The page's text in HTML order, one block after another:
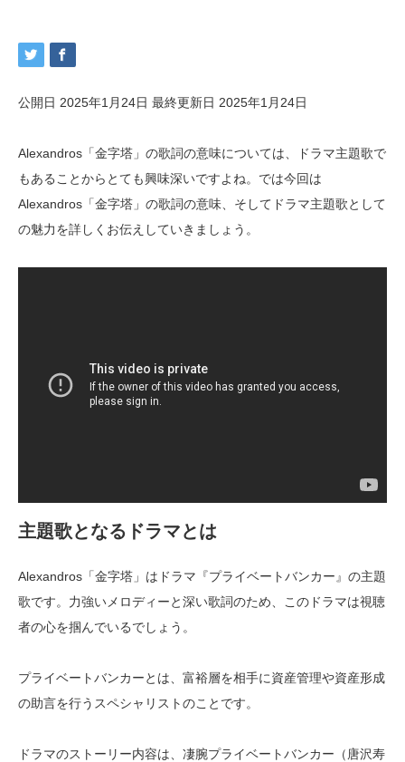
公開日 2025年1月24日 最終更新日 2025年1月24日
Alexandros「金字塔」の歌詞の意味については、ドラマ主題歌で
もあることからとても興味深いですよね。では今回は
Alexandros「金字塔」の歌詞の意味、そしてドラマ主題歌として
の魅力を詳しくお伝えしていきましょう。
主題歌となるドラマとは
Alexandros「金字塔」はドラマ『プライベートバンカー』の主題
歌です。力強いメロディーと深い歌詞のため、このドラマは視聴
者の心を掴んでいるでしょう。
プライベートバンカーとは、富裕層を相手に資産管理や資産形成
の助言を行うスペシャリストのことです。
ドラマのストーリー内容は、凄腕プライベートバンカー（唐沢寿